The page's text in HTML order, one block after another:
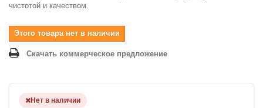
чистотой и качеством.
Этого товара нет в наличии
Скачать коммерческое предложение
Нет в наличии